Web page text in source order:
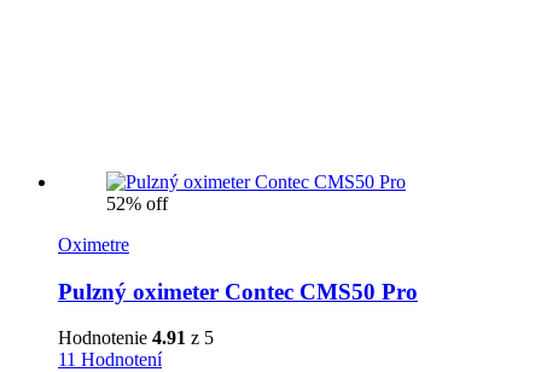
52% off
Oximetre
Pulzný oximeter Contec CMS50 Pro
Hodnotenie 4.91 z 5
11 Hodnotení